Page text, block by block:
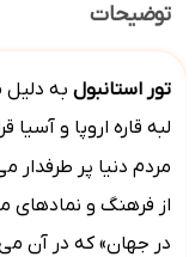
توضیحات
توراستانبول به دلیل
لبه قاره اروپا و آسیا
مردم دنیا پر طرفدار
از فرهنگ و نمادهای
در جهان» که در آن